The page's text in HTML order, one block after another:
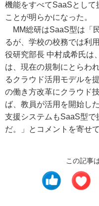
機能をすべてSaaSとして
ことが明らかになった。
MM総研はSaaS型は「
るが、学校の校務では利
役研究部長 中村成希氏は
は、現在の規制にとらわ
るクラウド活用モデルを
の働き方改革にクラウド
ば、教員が活用を開始し
支援システムもSaaS型で
だ。」とコメントを寄せて
この記事